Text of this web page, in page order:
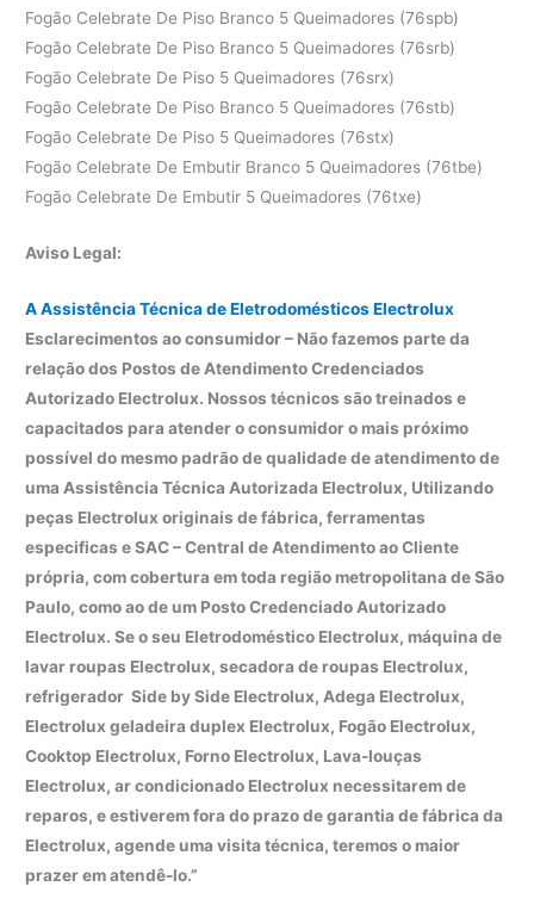
Fogão Celebrate De Piso Branco 5 Queimadores (76spb)
Fogão Celebrate De Piso Branco 5 Queimadores (76srb)
Fogão Celebrate De Piso 5 Queimadores (76srx)
Fogão Celebrate De Piso Branco 5 Queimadores (76stb)
Fogão Celebrate De Piso 5 Queimadores (76stx)
Fogão Celebrate De Embutir Branco 5 Queimadores (76tbe)
Fogão Celebrate De Embutir 5 Queimadores (76txe)
Aviso Legal:
A Assistência Técnica de Eletrodomésticos Electrolux
Esclarecimentos ao consumidor – Não fazemos parte da
relação dos Postos de Atendimento Credenciados
Autorizado Electrolux. Nossos técnicos são treinados e
capacitados para atender o consumidor o mais próximo
possível do mesmo padrão de qualidade de atendimento de
uma Assistência Técnica Autorizada Electrolux, Utilizando
peças Electrolux originais de fábrica, ferramentas
especificas e SAC – Central de Atendimento ao Cliente
própria, com cobertura em toda região metropolitana de São
Paulo, como ao de um Posto Credenciado Autorizado
Electrolux. Se o seu Eletrodoméstico Electrolux, máquina de
lavar roupas Electrolux, secadora de roupas Electrolux,
refrigerador Side by Side Electrolux, Adega Electrolux,
Electrolux geladeira duplex Electrolux, Fogão Electrolux,
Cooktop Electrolux, Forno Electrolux, Lava-louças
Electrolux, ar condicionado Electrolux necessitarem de
reparos, e estiverem fora do prazo de garantia de fábrica da
Electrolux, agende uma visita técnica, teremos o maior
prazer em atendê-lo.”